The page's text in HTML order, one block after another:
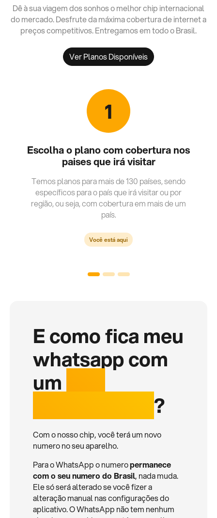
Dê à sua viagem dos sonhos o melhor chip internacional
do mercado. Desfrute da máxima cobertura de internet a
preços competitivos. Entregamos em todo o Brasil.
Ver Planos Disponíveis
1
Escolha o plano com cobertura nos
paises que irá visitar
Temos planos para mais de 130 países, sendo
específicos para o país que irá visitar ou por
região, ou seja, com cobertura em mais de um
país.
Você está aqui
E como fica meu
whatsapp com
um
?
Com o nosso chip, você terá um novo
numero no seu aparelho.
Para o WhatsApp o numeropermanece
com o seu numero do Brasil, nada muda.
Ele só será alterado se você fizer a
alteração manual nas configurações do
aplicativo. O WhatsApp não tem nenhum